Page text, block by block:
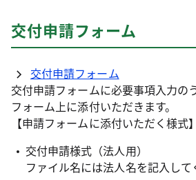
交付申請フォーム
交付申請フォーム
交付申請フォームに必要事項入力の
フォーム上に添付いただきます。
【申請フォームに添付いただく様式】
交付申請様式（法人用）
ファイル名には法人名を記入して